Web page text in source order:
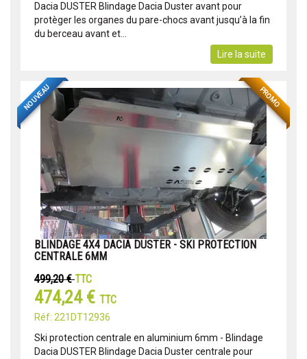
Dacia DUSTER Blindage Dacia Duster avant pour
protèger les organes du pare-chocs avant jusqu’à la fin
du berceau avant et...
Lire la suite
PROMO
NOUVEAU
BLINDAGE 4X4 DACIA DUSTER - SKI PROTECTION
CENTRALE 6MM
499,20 €TTC
474,24 € TTC
Réf: 221DT12936
Ski protection centrale en aluminium 6mm - Blindage
Dacia DUSTER Blindage Dacia Duster centrale pour